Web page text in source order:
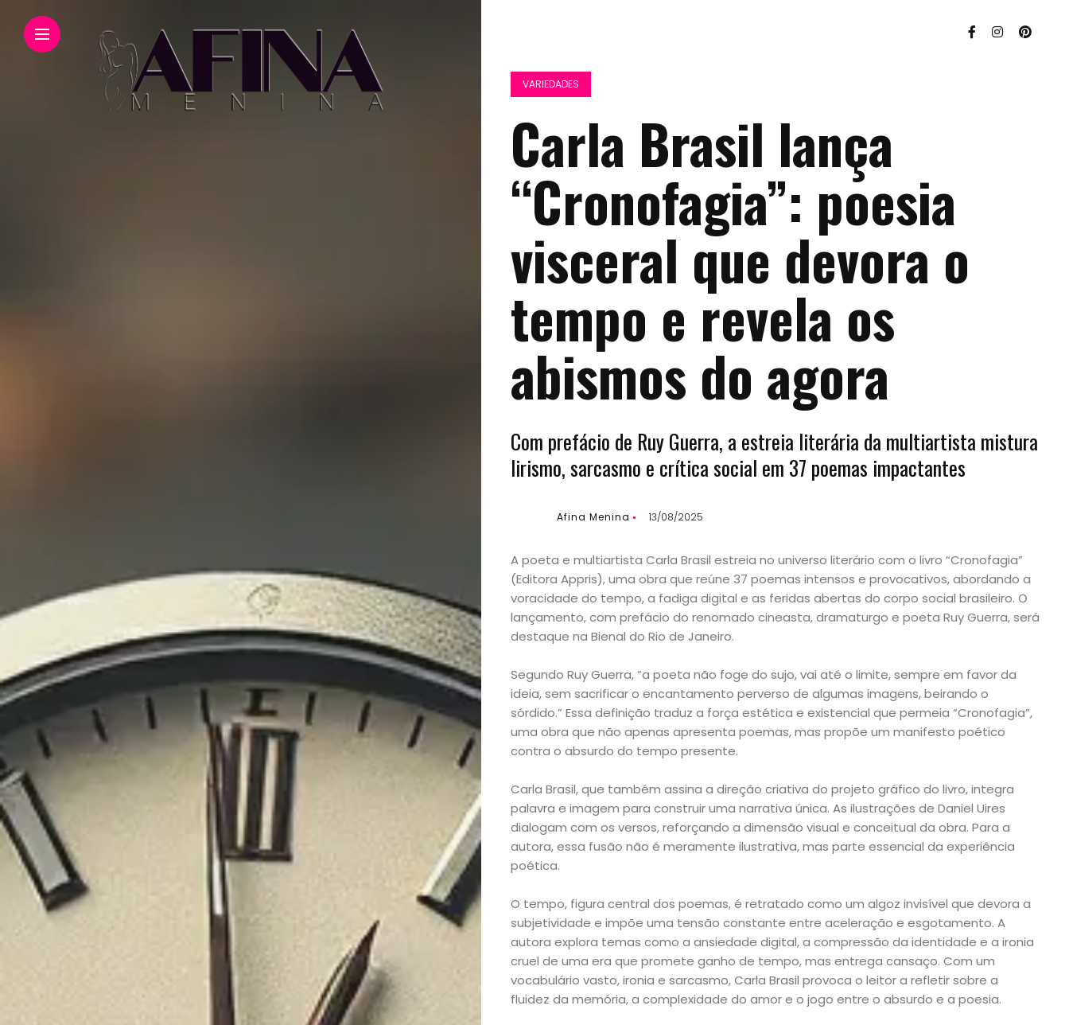
Início
Academia
Beleza
VARIEDADES
Carla Brasil lança
“Cronofagia”: poesia
visceral que devora o
tempo e revela os
abismos do agora
Com prefácio de Ruy Guerra, a estreia literária da multiartista mistura
lirismo, sarcasmo e crítica social em 37 poemas impactantes
Afina Menina 13/08/2025
A poeta e multiartista Carla Brasil estreia no universo literário com o livro “Cronofagia”
(Editora Appris), uma obra que reúne 37 poemas intensos e provocativos, abordando a
voracidade do tempo, a fadiga digital e as feridas abertas do corpo social brasileiro. O
lançamento, com prefácio do renomado cineasta, dramaturgo e poeta Ruy Guerra, será
destaque na Bienal do Rio de Janeiro.
Segundo Ruy Guerra, “a poeta não foge do sujo, vai até o limite, sempre em favor da
ideia, sem sacrificar o encantamento perverso de algumas imagens, beirando o
sórdido.” Essa definição traduz a força estética e existencial que permeia “Cronofagia”,
uma obra que não apenas apresenta poemas, mas propõe um manifesto poético
contra o absurdo do tempo presente.
Carla Brasil, que também assina a direção criativa do projeto gráfico do livro, integra
palavra e imagem para construir uma narrativa única. As ilustrações de Daniel Uires
dialogam com os versos, reforçando a dimensão visual e conceitual da obra. Para a
autora, essa fusão não é meramente ilustrativa, mas parte essencial da experiência
poética.
O tempo, figura central dos poemas, é retratado como um algoz invisível que devora a
subjetividade e impõe uma tensão constante entre aceleração e esgotamento. A
autora explora temas como a ansiedade digital, a compressão da identidade e a ironia
cruel de uma era que promete ganho de tempo, mas entrega cansaço. Com um
vocabulário vasto, ironia e sarcasmo, Carla Brasil provoca o leitor a refletir sobre a
fluidez da memória, a complexidade do amor e o jogo entre o absurdo e a poesia.